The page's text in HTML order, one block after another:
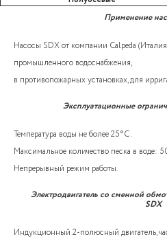
Применение
Насосы SDX от компании Calpeda
промышленного водоснабжения,
в противопожарных установках, для
Эксплуатационные
Температура воды не более 25°C .
Максимальное количество песка в воде:
Непрерывный режим работы.
Электродвигатель со сменной
SDX
Индукционный 2-полюсный двигатель,